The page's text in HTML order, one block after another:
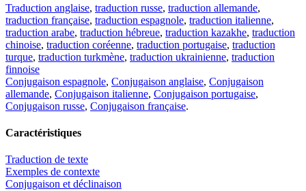
Traduction anglaise, traduction russe, traduction allemande,
traduction française, traduction espagnole, traduction italienne,
traduction arabe, traduction hébreue, traduction kazakhe, traduction
chinoise, traduction coréenne, traduction portugaise, traduction
turque, traduction turkmène, traduction ukrainienne, traduction
finnoise
Conjugaison espagnole, Conjugaison anglaise, Conjugaison
allemande, Conjugaison italienne, Conjugaison portugaise,
Conjugaison russe, Conjugaison française.
Caractéristiques
Traduction de texte
Exemples de contexte
Conjugaison et déclinaison